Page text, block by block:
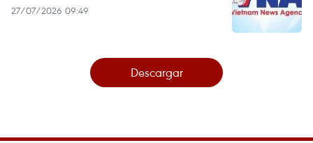
27/07/2026 09:49
Descargar